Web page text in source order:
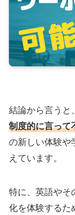
結論から言うと、
制度的に言って
の新しい体験や
えています。
特に、英語やそ
化を体験するた